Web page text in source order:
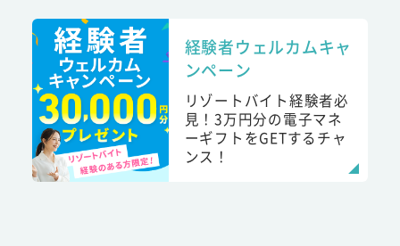
経験者ウェルカムキャ
ンペーン
リゾートバイト経験者必
見！3万円分の電子マネ
ーギフトをGETするチャ
ンス！